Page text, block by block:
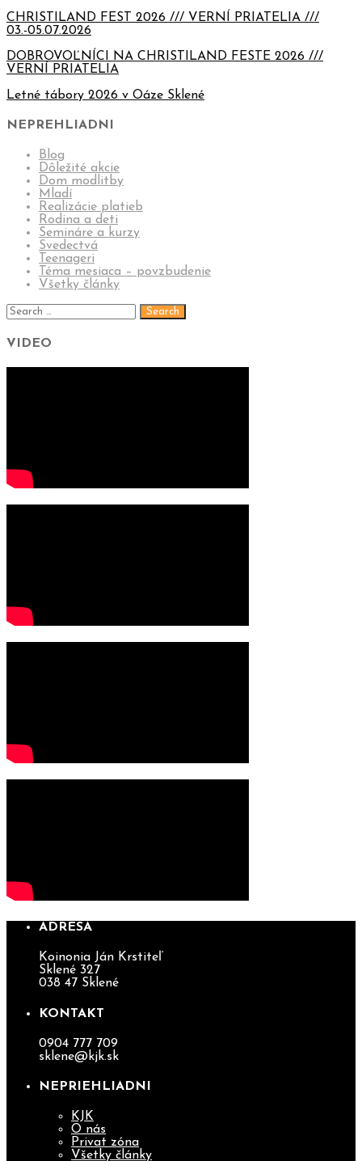
CHRISTILAND FEST 2026 /// VERNÍ PRIATELIA ///
03.-05.07.2026
DOBROVOĽNÍCI NA CHRISTILAND FESTE 2026 ///
VERNÍ PRIATELIA
Letné tábory 2026 v Oáze Sklené
NEPREHLIADNI
Blog
Dôležité akcie
Dom modlitby
Mladí
Realizácie platieb
Rodina a deti
Semináre a kurzy
Svedectvá
Teenageri
Téma mesiaca – povzbudenie
Všetky články
VIDEO
ADRESA
Koinonia Ján Krstiteľ
Sklené 327
038 47 Sklené
KONTAKT
0904 777 709
sklene@kjk.sk
NEPRIEHLIADNI
KJK
O nás
Privat zóna
Všetky články